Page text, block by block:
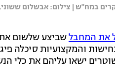
במח''ש | צילום: אבשלום ששוני,
את המחבלשביצע שלשום
והמקצועיות סיכלה
ישאו עליהם את כלי